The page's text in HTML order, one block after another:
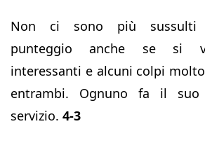
Non ci sono più sussulti
punteggio anche se si
interessanti e alcuni colpi
entrambi. Ognuno fa il suo
servizio. 4-3